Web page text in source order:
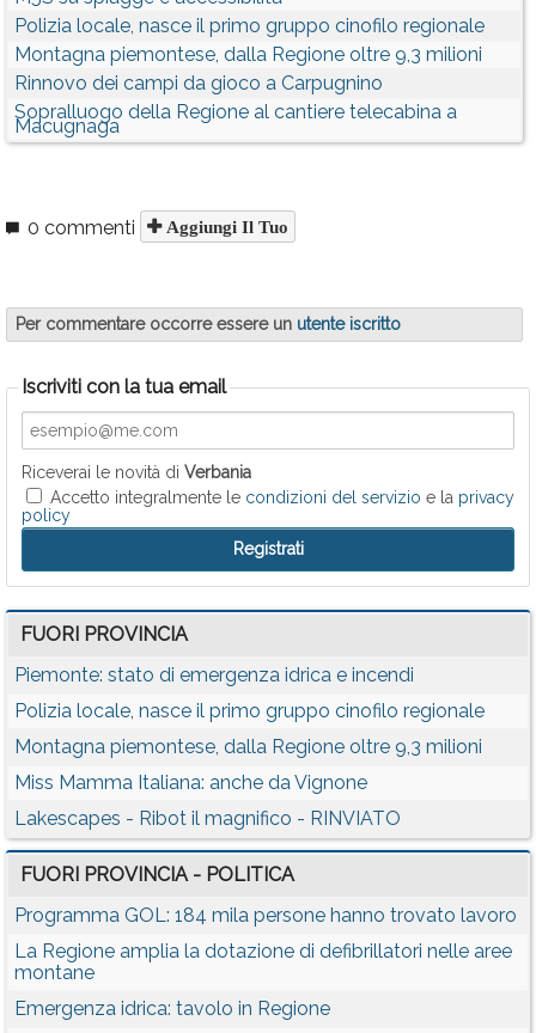
Polizia locale, nasce il primo gruppo cinofilo regionale
Montagna piemontese, dalla Regione oltre 9,3 milioni
Rinnovo dei campi da gioco a Carpugnino
Sopralluogo della Regione al cantiere telecabina a
Macugnaga
0 commenti Aggiungi Il Tuo
Per commentare occorre essere un utente iscritto
Iscriviti con la tua email
Riceverai le novità di Verbania
Accetto integralmente le condizioni del servizio e la privacy
policy
FUORI PROVINCIA
Piemonte: stato di emergenza idrica e incendi
Polizia locale, nasce il primo gruppo cinofilo regionale
Montagna piemontese, dalla Regione oltre 9,3 milioni
Miss Mamma Italiana: anche da Vignone
Lakescapes - Ribot il magnifico - RINVIATO
FUORI PROVINCIA - POLITICA
Programma GOL: 184 mila persone hanno trovato lavoro
La Regione amplia la dotazione di defibrillatori nelle aree
montane
Emergenza idrica: tavolo in Regione